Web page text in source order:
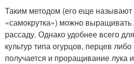
Таким методом (его еще называют
«самокрутка») можно
рассаду. Однако удобнее всего
культур типа огурцов, перцев
получается и проращивание лука